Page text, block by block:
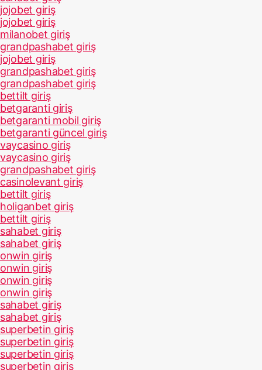
jojobet giriş
jojobet giriş
milanobet giriş
grandpashabet giriş
jojobet giriş
grandpashabet giriş
grandpashabet giriş
bettilt giriş
betgaranti giriş
betgaranti mobil giriş
betgaranti güncel giriş
vaycasino giriş
vaycasino giriş
grandpashabet giriş
casinolevant giriş
bettilt giriş
holiganbet giriş
bettilt giriş
sahabet giriş
sahabet giriş
onwin giriş
onwin giriş
onwin giriş
onwin giriş
sahabet giriş
sahabet giriş
superbetin giriş
superbetin giriş
superbetin giriş
superbetin giriş